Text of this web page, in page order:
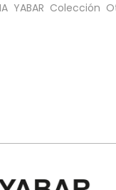
YABAR Colección